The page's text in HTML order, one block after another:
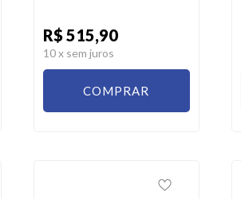
R$ 515,90
10x sem juros
COMPRAR